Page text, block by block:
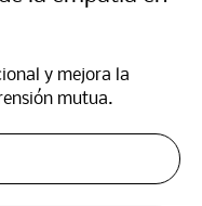
y mejora la
mutua.